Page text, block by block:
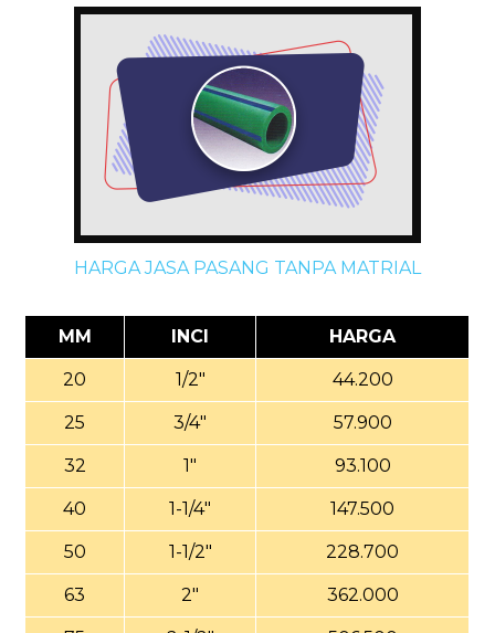
HARGA JASA PASANG TANPA MATRIAL
MM INCI HARGA
20 1/2" 44.200
25 3/4" 57.900
32 1" 93.100
40 1-1/4" 147.500
50 1-1/2" 228.700
63 2" 362.000